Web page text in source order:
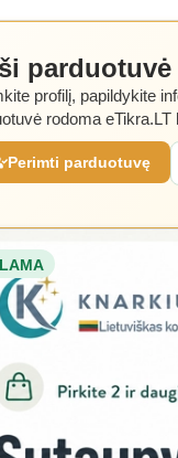
profilį, papildykite
rodoma eTikra.LT
Perimti parduotuvę